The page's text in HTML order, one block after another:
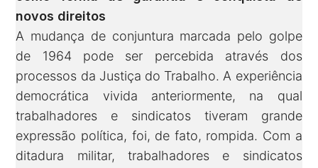
novos direitos
A mudança de conjuntura marcada pelo golpe
de 1964 pode ser percebida através dos
processos da Justiça do Trabalho. A experiência
democrática vivida anteriormente, na qual
trabalhadores e sindicatos tiveram grande
expressão política, foi, de fato, rompida. Com a
ditadura militar, trabalhadores e sindicatos